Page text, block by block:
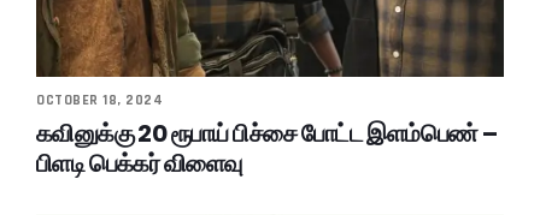
OCTOBER 18, 2024
கவினுக்கு 20 ரூபாய் பிச்சை போட்ட இளம்பெண் –
பிளடி பெக்கர் விளைவு